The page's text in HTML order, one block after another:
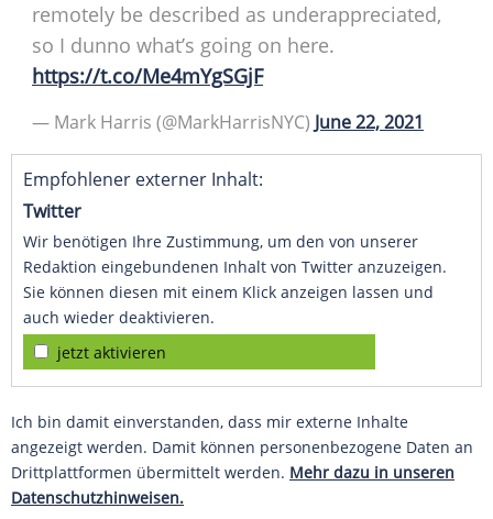
remotely be described as underappreciated,
so I dunno what’s going on here.
https://t.co/Me4mYgSGjF
— Mark Harris (@MarkHarrisNYC) June 22, 2021
Empfohlener externer Inhalt:
Twitter
Wir benötigen Ihre Zustimmung, um den von unserer
Redaktion eingebundenen Inhalt von Twitter anzuzeigen.
Sie können diesen mit einem Klick anzeigen lassen und
auch wieder deaktivieren.
jetzt aktivieren
Ich bin damit einverstanden, dass mir externe Inhalte
angezeigt werden. Damit können personenbezogene Daten an
Drittplattformen übermittelt werden. Mehr dazu in unseren
Datenschutzhinweisen.